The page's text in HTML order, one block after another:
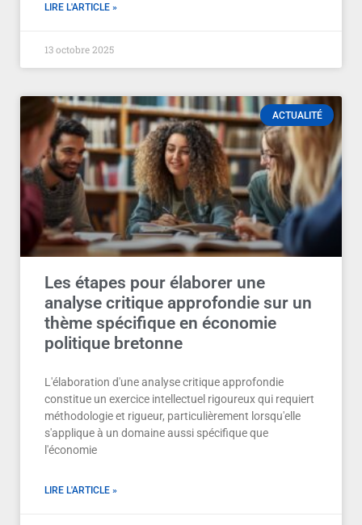
LIRE L'ARTICLE »
13 octobre 2025
ACTUALITÉ
Les étapes pour élaborer une
analyse critique approfondie sur un
thème spécifique en économie
politique bretonne
L'élaboration d'une analyse critique approfondie
constitue un exercice intellectuel rigoureux qui requiert
méthodologie et rigueur, particulièrement lorsqu'elle
s'applique à un domaine aussi spécifique que
l'économie
LIRE L'ARTICLE »